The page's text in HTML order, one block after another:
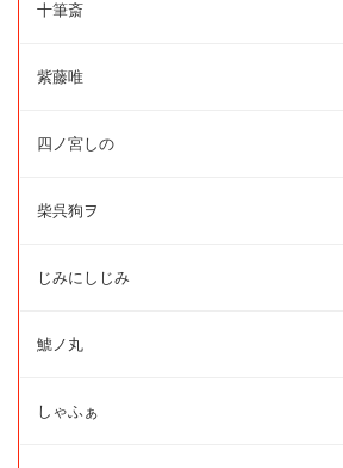
十筆斎
紫藤唯
四ノ宮しの
柴呉狗ヲ
じみにしじみ
鯱ノ丸
しゃふぁ